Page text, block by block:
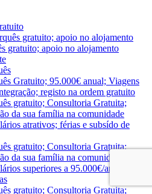
gratuito; apoio no alojamento
gratuito; apoio no alojamento
Gratuito; 95.000€ anual; Viagens
registo na ordem gratuito
gratuito; Consultoria Gratuita;
da sua família na comunidade
atrativos; férias e subsído de
gratuito; Consultoria Gratuita;
da sua família na comunidade
superiores a 95.000€/ano; férias
gratuito; Consultoria Gratuita;